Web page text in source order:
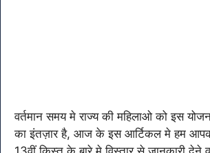
वर्तमान समय मे राज्य की महिलाओ को इस
का इंतज़ार है, आज के इस आर्टिकल मे हम